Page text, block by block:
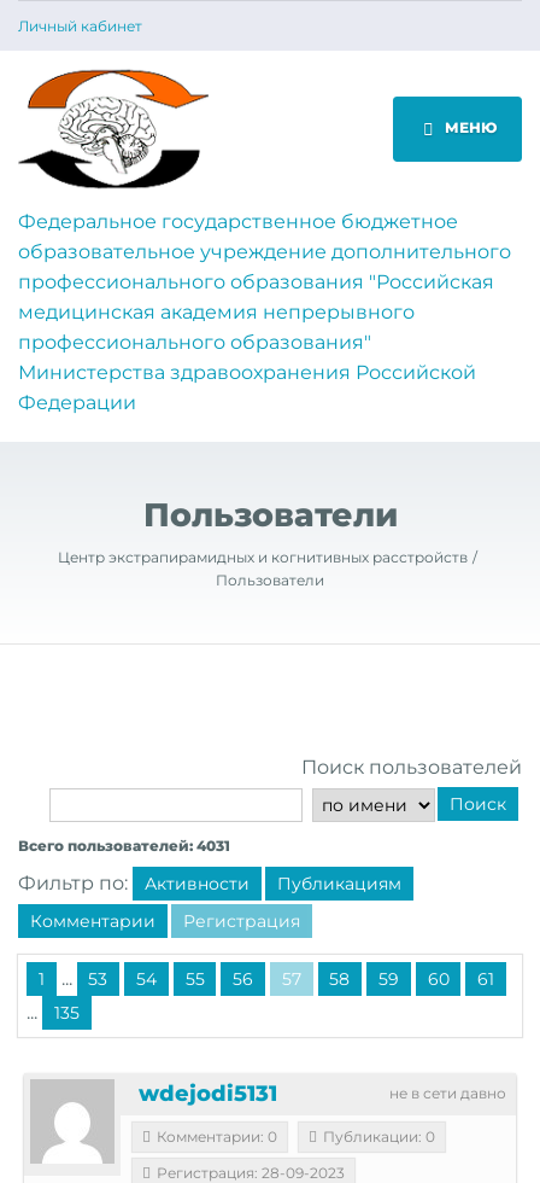
Личный кабинет
МЕНЮ
Федеральное государственное бюджетное
образовательное учреждение дополнительного
профессионального образования "Российская
медицинская академия непрерывного
профессионального образования"
Министерства здравоохранения Российской
Федерации
Пользователи
Центр экстрапирамидных и когнитивных расстройств
Пользователи
Поиск пользователей
Поиск
Всего пользователей: 4031
Фильтр по: Активности
Публикациям
Комментарии
Регистрация
1 ... 53 54 55 56 57 58 59 60 61
... 135
не в сети давно
wdejodi5131
Комментарии: 0
Публикации: 0
Регистрация: 28-09-2023